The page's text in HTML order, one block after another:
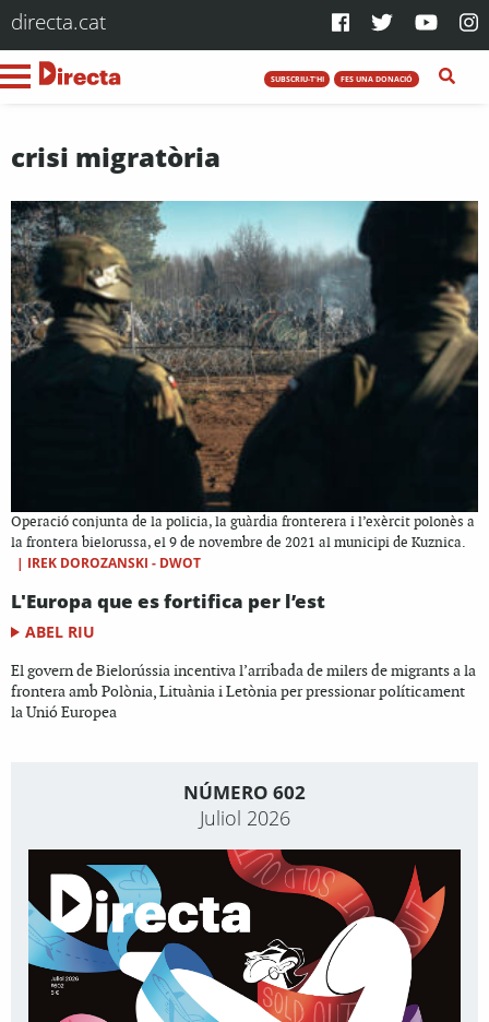
directa.cat
SUBSCRIU-T'HI FES UNA DONACIÓ
crisi migratòria
Operació conjunta de la policia, la guàrdia fronterera i l’exèrcit polonès a
la frontera bielorussa, el 9 de novembre de 2021 al municipi de Kuznica.
| IREK DOROZANSKI - DWOT
L'Europa que es fortifica per l’est
ABEL RIU
El govern de Bielorússia incentiva l’arribada de milers de migrants a la
frontera amb Polònia, Lituània i Letònia per pressionar políticament
la Unió Europea
NÚMERO 602
Juliol 2026